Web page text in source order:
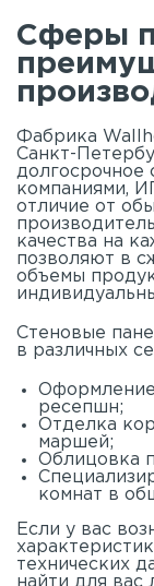
Сферы
Фабрика
Санкт-
долгосрочное
компаниями,
отличие от
качества на
позволяют в
объемы
Стеновые
в различных
ресепшн;
Отделка
маршей;
Облицовка
комнат в
Если у вас
технических
найти для вас